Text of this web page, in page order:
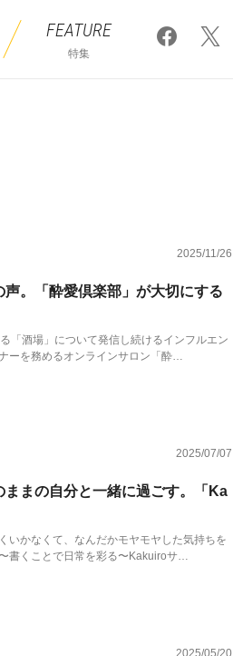
FEATURE
特集
2025/11/26
声。「酔愛倶楽部」が大切にする
「酒場」について発信し続けるインフルエン
ーを務めるオンラインサロン「酔…
2025/07/07
ままの自分と一緒に過ごす。「Ka
いかなくて、なんだかモヤモヤした気持ちを
書くことで日常を彩る〜Kakuiroサ…
2025/05/20